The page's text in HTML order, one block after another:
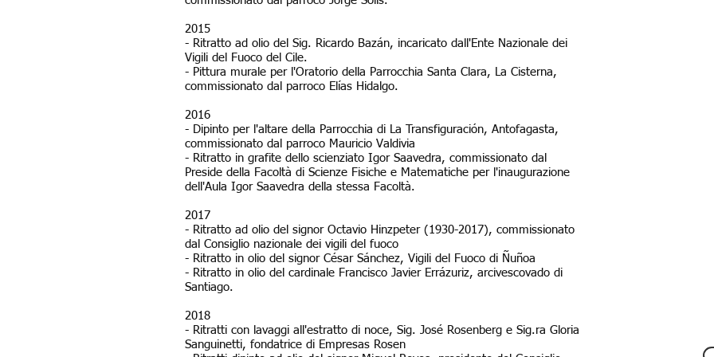
2015
- Ritratto ad olio del Sig. Ricardo Bazán, incaricato dall'Ente Nazionale dei
Vigili del Fuoco del Cile.
- Pittura murale per l'Oratorio della Parrocchia Santa Clara, La Cisterna,
commissionato dal parroco Elías Hidalgo.
2016
- Dipinto per l'altare della Parrocchia di La Transfiguración, Antofagasta,
commissionato dal parroco Mauricio Valdivia
- Ritratto in grafite dello scienziato Igor Saavedra, commissionato dal
Preside della Facoltà di Scienze Fisiche e Matematiche per l'inaugurazione
dell'Aula Igor Saavedra della stessa Facoltà.
2017
- Ritratto ad olio del signor Octavio Hinzpeter (1930-2017), commissionato
dal Consiglio nazionale dei vigili del fuoco
- Ritratto in olio del signor César Sánchez, Vigili del Fuoco di Ñuñoa
- Ritratto in olio del cardinale Francisco Javier Errázuriz, arcivescovado di
Santiago.
2018
- Ritratti con lavaggi all'estratto di noce, Sig. José Rosenberg e Sig.ra Gloria
Sanguinetti, fondatrice di Empresas Rosen